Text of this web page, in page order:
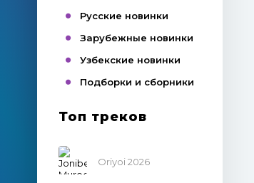
Русские новинки
Зарубежные новинки
Узбекские новинки
Подборки и сборники
Топ треков
Oriyoi 2026